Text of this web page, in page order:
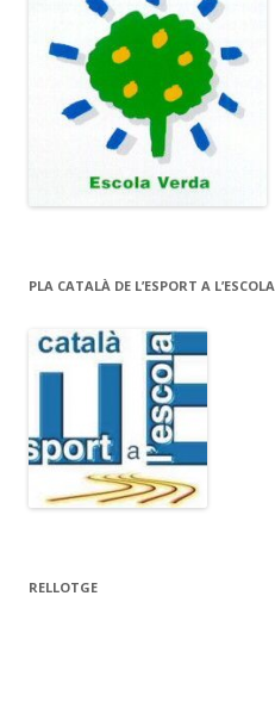
PLA CATALÀ DE L’ESPORT A L’ESCOLA
RELLOTGE